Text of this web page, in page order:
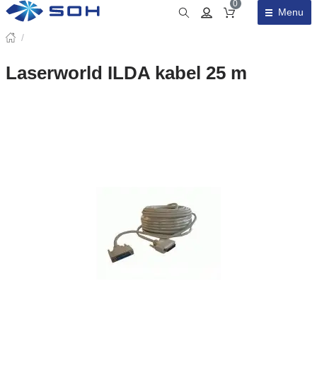
Obsah košíku
0
Menu
/
Laserworld ILDA kabel 25 m